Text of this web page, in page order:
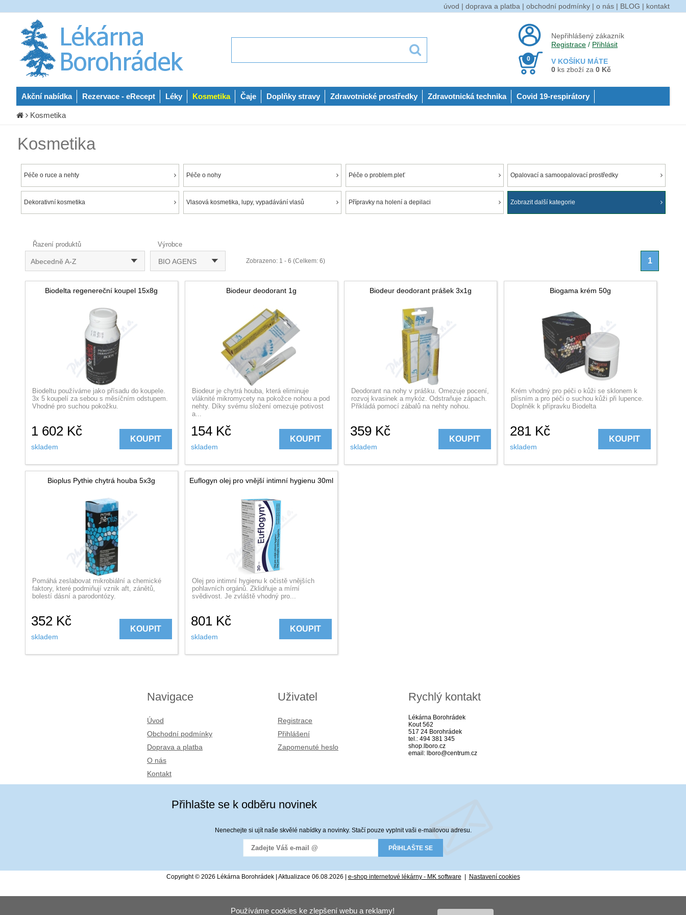
úvod | doprava a platba | obchodní podmínky | o nás | BLOG | kontakt
Nepřihlášený zákazník
Registrace / Přihlásit
V KOŠÍKU MÁTE
0
0 ks zboží za 0 Kč
Akční nabídka Rezervace - eRecept Léky Kosmetika Čaje Doplňky stravy Zdravotnické prostředky Zdravotnická technika Covid 19-respirátory
Kosmetika
Kosmetika
Péče o ruce a nehty Péče o nohy Péče o problem.pleť Opalovací a samoopalovací prostředky
Dekorativní kosmetika Vlasová kosmetika, lupy, vypadávání vlasů Přípravky na holení a depilaci Zobrazit další kategorie
Řazení produktů
Abecedně A-Z
Výrobce
BIO AGENS Zobrazeno: 1 - 6 (Celkem: 6) 1
Biodelta regenereční koupel 15x8g
Biodeltu používáme jako přísadu do koupele.
3x 5 koupelí za sebou s měsíčním odstupem.
Vhodné pro suchou pokožku.
1 602 Kč
skladem
KOUPIT
Biodeur deodorant 1g
Biodeur je chytrá houba, která eliminuje
vláknité mikromycety na pokožce nohou a pod
nehty. Díky svému složení omezuje potivost
a...
154Kč
skladem
KOUPIT
Biodeur deodorant prášek 3x1g
Deodorant na nohy v prášku. Omezuje pocení,
rozvoj kvasinek a mykóz. Odstraňuje zápach.
Přikládá pomocí zábalů na nehty nohou.
359 Kč
skladem
KOUPIT
Biogama krém 50g
Krém vhodný pro péči o kůži se sklonem k
plísním a pro péči o suchou kůži při lupence.
Doplněk k přípravku Biodelta
281Kč
skladem
KOUPIT
Bioplus Pythie chytrá houba 5x3g
Pomáhá zeslabovat mikrobiální a chemické
faktory, které podmiňují vznik aft, zánětů,
bolestí dásní a parodontózy.
352 Kč
skladem
KOUPIT
Euflogyn olej pro vnější intimní hygienu 30ml
Olej pro intimní hygienu k očistě vnějších
pohlavních orgánů. Zklidňuje a mírní
svědivost. Je zvláště vhodný pro...
801Kč
skladem
KOUPIT
Navigace
Úvod
Obchodní podmínky
Doprava a platba
O nás
Kontakt
Uživatel
Registrace
Přihlášení
Zapomenuté heslo
Rychlý kontakt
Lékárna Borohrádek
Kout 562
517 24 Borohrádek
tel.: 494 381 345
shop.lboro.cz
email: lboro@centrum.cz
Přihlašte se k odběru novinek
Nenechejte si ujít naše skvělé nabídky a novinky. Stačí pouze vyplnit vaši e-mailovou adresu.
Copyright © 2026 Lékárna Borohrádek | Aktualizace 06.08.2026 | e-shop internetové lékárny - MK software Nastavení cookies
Používáme cookies ke zlepšení webu a reklamy!